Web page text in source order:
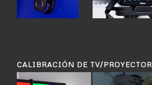
CALIBRACIÓN DE TV/PROYECTOR